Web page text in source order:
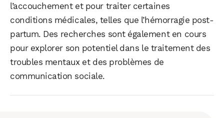
l’accouchement et pour traiter certaines
conditions médicales, telles que l’hémorragie post-
partum. Des recherches sont également en cours
pour explorer son potentiel dans le traitement des
troubles mentaux et des problèmes de
communication sociale.